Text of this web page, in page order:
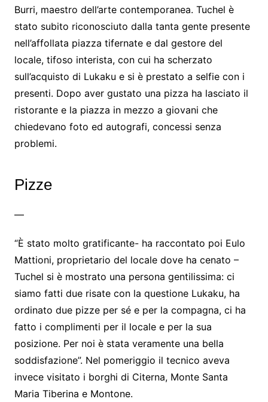
Burri, maestro dell’arte contemporanea. Tuchel è
stato subito riconosciuto dalla tanta gente presente
nell’affollata piazza tifernate e dal gestore del
locale, tifoso interista, con cui ha scherzato
sull’acquisto di Lukaku e si è prestato a selfie con i
presenti. Dopo aver gustato una pizza ha lasciato il
ristorante e la piazza in mezzo a giovani che
chiedevano foto ed autografi, concessi senza
problemi.
Pizze
—
“È stato molto gratificante- ha raccontato poi Eulo
Mattioni, proprietario del locale dove ha cenato –
Tuchel si è mostrato una persona gentilissima: ci
siamo fatti due risate con la questione Lukaku, ha
ordinato due pizze per sé e per la compagna, ci ha
fatto i complimenti per il locale e per la sua
posizione. Per noi è stata veramente una bella
soddisfazione”. Nel pomeriggio il tecnico aveva
invece visitato i borghi di Citerna, Monte Santa
Maria Tiberina e Montone.